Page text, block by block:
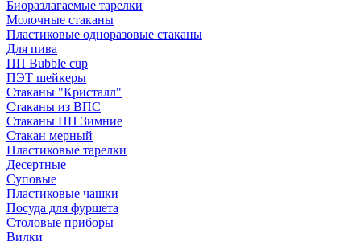
Биоразлагаемые тарелки
Молочные стаканы
Пластиковые одноразовые стаканы
Для пива
ПП Bubble cup
ПЭТ шейкеры
Стаканы "Кристалл"
Стаканы из ВПС
Стаканы ПП Зимние
Стакан мерный
Пластиковые тарелки
Десертные
Суповые
Пластиковые чашки
Посуда для фуршета
Столовые приборы
Вилки